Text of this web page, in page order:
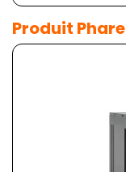
Produit Phare